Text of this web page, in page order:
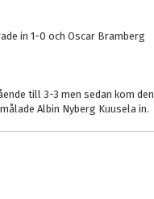
in 1-0 och Oscar Bramberg
till 3-3 men sedan kom den
Albin Nyberg Kuusela in.